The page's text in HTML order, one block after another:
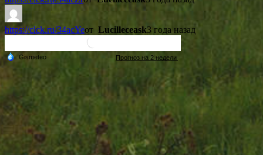
https://clck.ru/34acYeот Lucilleceask3 года назад